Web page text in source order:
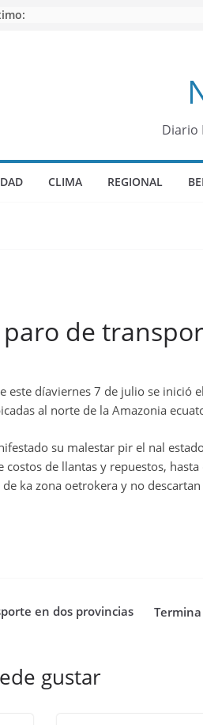
Diario
CLIMA REGIONAL
de
este díaviernes 7 de julio se inició
al norte de la Amazonia
su malestar pir el nal
de llantas y repuestos,
de ka zona oetrokera y no
en dos provincias
gustar